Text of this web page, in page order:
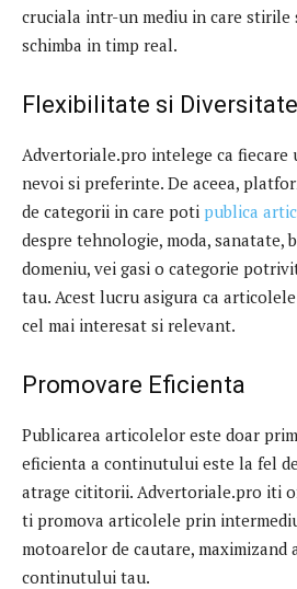
cruciala intr-un mediu in care stirile
schimba in timp real.
Flexibilitate si Diversitate
Advertoriale.pro intelege ca
nevoi si preferinte. De aceea,
de categorii in care poti publica
despre tehnologie, moda, sanatate,
domeniu, vei gasi o categorie
tau. Acest lucru asigura ca
cel mai interesat si relevant.
Promovare Eficienta
Publicarea articolelor este doar
eficienta a continutului este la fel
atrage cititorii. Advertoriale.pro iti
ti promova articolele prin
motoarelor de cautare,
continutului tau.